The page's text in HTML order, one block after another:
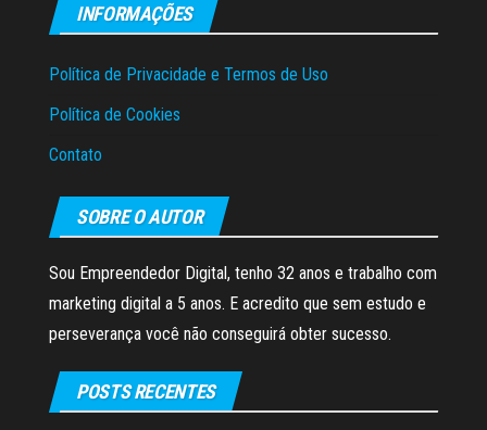
INFORMAÇÕES
Política de Privacidade e Termos de Uso
Política de Cookies
Contato
SOBRE O AUTOR
Sou Empreendedor Digital, tenho 32 anos e trabalho com
marketing digital a 5 anos. E acredito que sem estudo e
perseverança você não conseguirá obter sucesso.
POSTS RECENTES